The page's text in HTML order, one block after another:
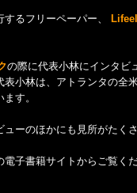
るフリーペーパー、
の際に代表小林にインタビ
小林は、アトランタの全
す。
ーのほかにも見所がたくさ
子書籍サイトからご覧くだ